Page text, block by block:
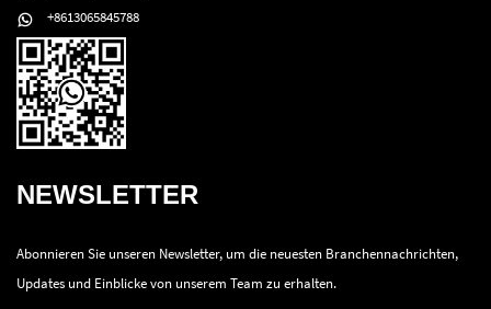
+8613065845788
NEWSLETTER
Abonnieren Sie unseren Newsletter, um die neuesten Branchennachrichten,
Updates und Einblicke von unserem Team zu erhalten.